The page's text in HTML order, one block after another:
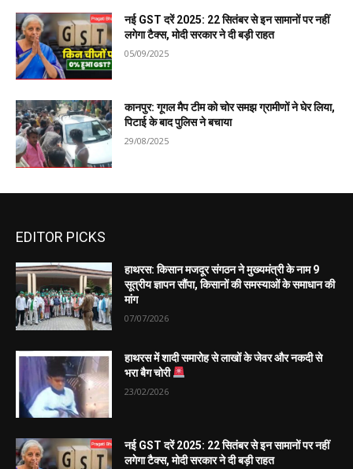
नई GST दरें 2025: 22 सितंबर से इन सामानों पर नहीं
लगेगा टैक्स, मोदी सरकार ने दी बड़ी राहत
05/09/2025
कानपुर: गूगल मैप टीम को चोर समझ ग्रामीणों ने घेर लिया,
पिटाई के बाद पुलिस ने बचाया
29/08/2025
EDITOR PICKS
हाथरस: किसान मजदूर संगठन ने मुख्यमंत्री के नाम 9
सूत्रीय ज्ञापन सौंपा, किसानों की समस्याओं के समाधान की
मांग
07/07/2026
हाथरस में शादी समारोह से लाखों के जेवर और नकदी से
भरा बैग चोरी
23/02/2026
नई GST दरें 2025: 22 सितंबर से इन सामानों पर नहीं
लगेगा टैक्स, मोदी सरकार ने दी बड़ी राहत